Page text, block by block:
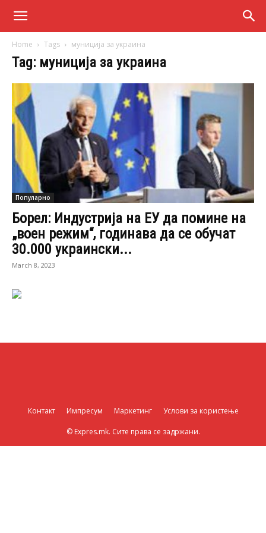
Home Tags муниција за украина
Tag: муниција за украина
Популарно
Борел: Индустрија на ЕУ да помине на
„воен режим“, годинава да се обучат
30.000 украински...
March 8, 2023
Контакт Импресум Маркетинг Услови за користење
© Expres.mk. Сите права се задржани.